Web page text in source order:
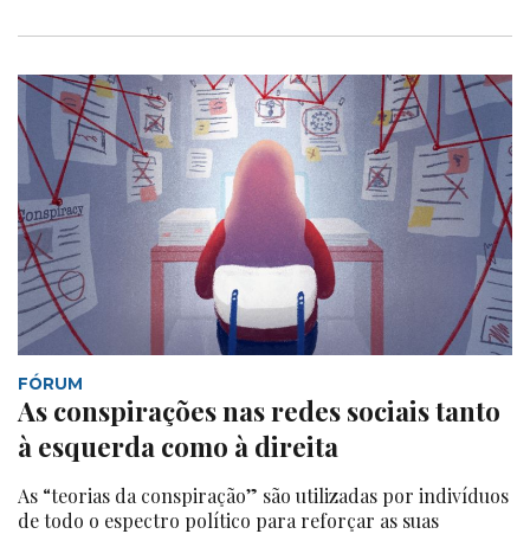
FÓRUM
As conspirações nas redes sociais tanto
à esquerda como à direita
As “teorias da conspiração” são utilizadas por indivíduos
de todo o espectro político para reforçar as suas